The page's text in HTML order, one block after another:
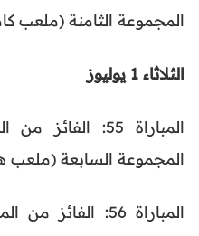
المجموعة الثامنة (ملعب
الثلاثاء 1 يوليوز
المباراة 55:
المجموعة السابعة (ملعب
المباراة 56: